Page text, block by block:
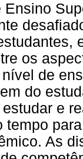
os
de
do
e
tempo
As